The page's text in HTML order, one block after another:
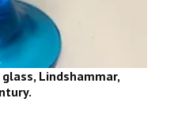
glass, Lindshammar,